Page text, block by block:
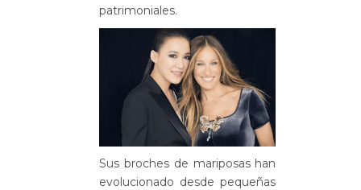
patrimoniales.
Sus broches de mariposas han
evolucionado desde pequeñas